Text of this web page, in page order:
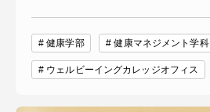
健康学部 健康マネジメント学科
ウェルビーイングカレッジオフィス